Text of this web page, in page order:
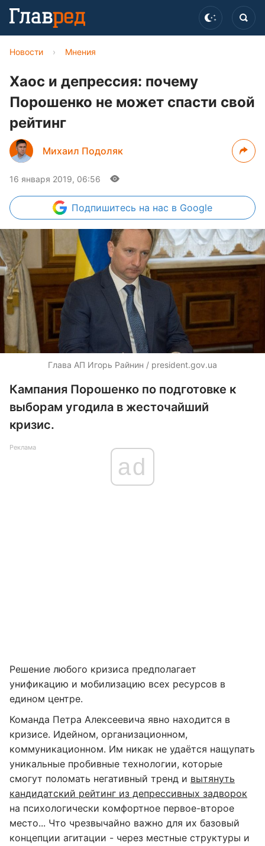
Новости › Мнения
Хаос и депрессия: почему
Порошенко не может спасти свой
рейтинг
Михаил Подоляк
16 января 2019, 06:56
Подпишитесь на нас в Google
Глава АП Игорь Райнин / president.gov.ua
Кампания Порошенко по подготовке к
выборам угодила в жесточайший
кризис.
Реклама
ad
Решение любого кризиса предполагает
унификацию и мобилизацию всех ресурсов в
едином центре.
Команда Петра Алексеевича явно находится в
кризисе. Идейном, организационном,
коммуникационном. Им никак не удаётся нащупать
уникальные пробивные технологии, которые
смогут поломать негативный тренд и вытянуть
кандидатский рейтинг из депрессивных задворок
на психологически комфортное первое-второе
место... Что чрезвычайно важно для их базовый
концепции агитации - через местные структуры и